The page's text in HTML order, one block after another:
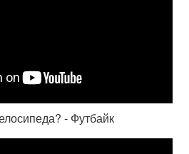
- Футбайк